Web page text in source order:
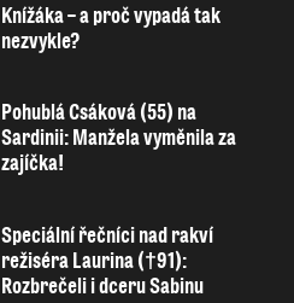
Knížáka – a proč vypadá tak
nezvykle?
Pohublá Csáková (55) na
Sardinii: Manžela vyměnila za
zajíčka!
Speciální řečníci nad rakví
režiséra Laurina (†91):
Rozbrečeli i dceru Sabinu